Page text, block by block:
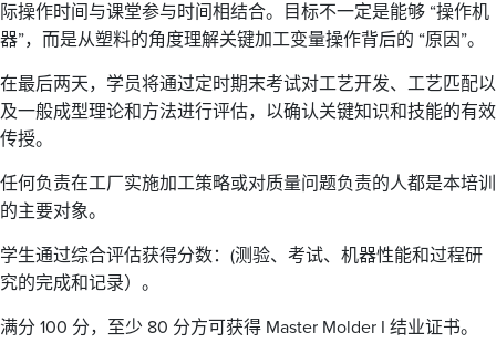
际操作时间与课堂参与时间相结合。目标不一定是能够 “操作机
器”，而是从塑料的角度理解关键加工变量操作背后的 “原因”。
在最后两天，学员将通过定时期末考试对工艺开发、工艺匹配以
及一般成型理论和方法进行评估，以确认关键知识和技能的有效
传授。
任何负责在工厂实施加工策略或对质量问题负责的人都是本培训
的主要对象。
学生通过综合评估获得分数：(测验、考试、机器性能和过程研
究的完成和记录）。
满分 100 分，至少 80 分方可获得 Master Molder I 结业证书。